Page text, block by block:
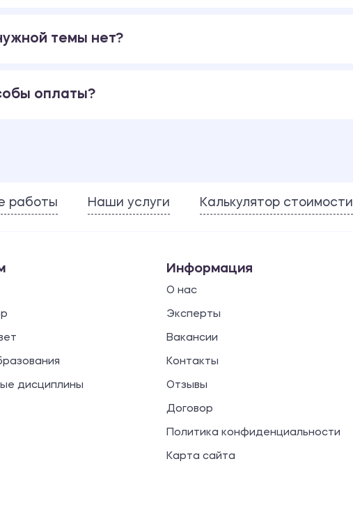
темы нет?
оплаты?
работы Наши услуги Калькулятор стоимости
дисциплины
Информация
О нас
Эксперты
Вакансии
Контакты
Отзывы
Договор
Политика конфиденциальности
Карта сайта